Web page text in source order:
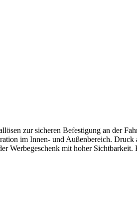
zur sicheren Befestigung an der
im Innen- und Außenbereich.
Werbegeschenk mit hoher